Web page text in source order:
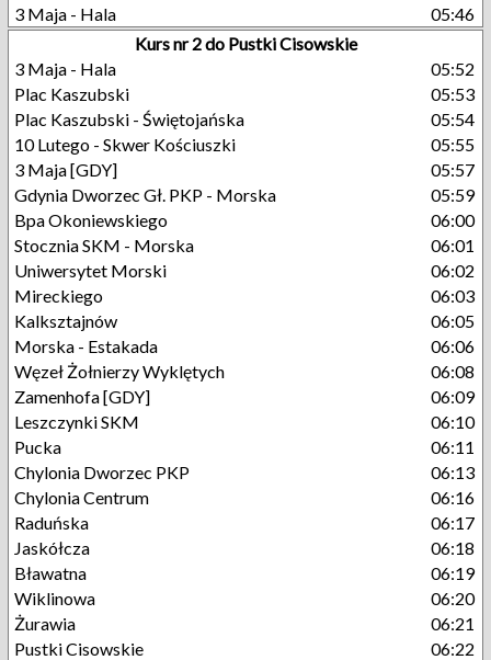
3 Maja - Hala
05:46
Kurs nr 2 do Pustki Cisowskie
3 Maja - Hala
05:52
Plac Kaszubski
05:53
Plac Kaszubski - Świętojańska
05:54
10 Lutego - Skwer Kościuszki
05:55
3 Maja [GDY]
05:57
Gdynia Dworzec Gł. PKP - Morska
05:59
Bpa Okoniewskiego
06:00
Stocznia SKM - Morska
06:01
Uniwersytet Morski
06:02
Mireckiego
06:03
Kalksztajnów
06:05
Morska - Estakada
06:06
Węzeł Żołnierzy Wyklętych
06:08
Zamenhofa [GDY]
06:09
Leszczynki SKM
06:10
Pucka
06:11
Chylonia Dworzec PKP
06:13
Chylonia Centrum
06:16
Raduńska
06:17
Jaskółcza
06:18
Bławatna
06:19
Wiklinowa
06:20
Żurawia
06:21
Pustki Cisowskie
06:22